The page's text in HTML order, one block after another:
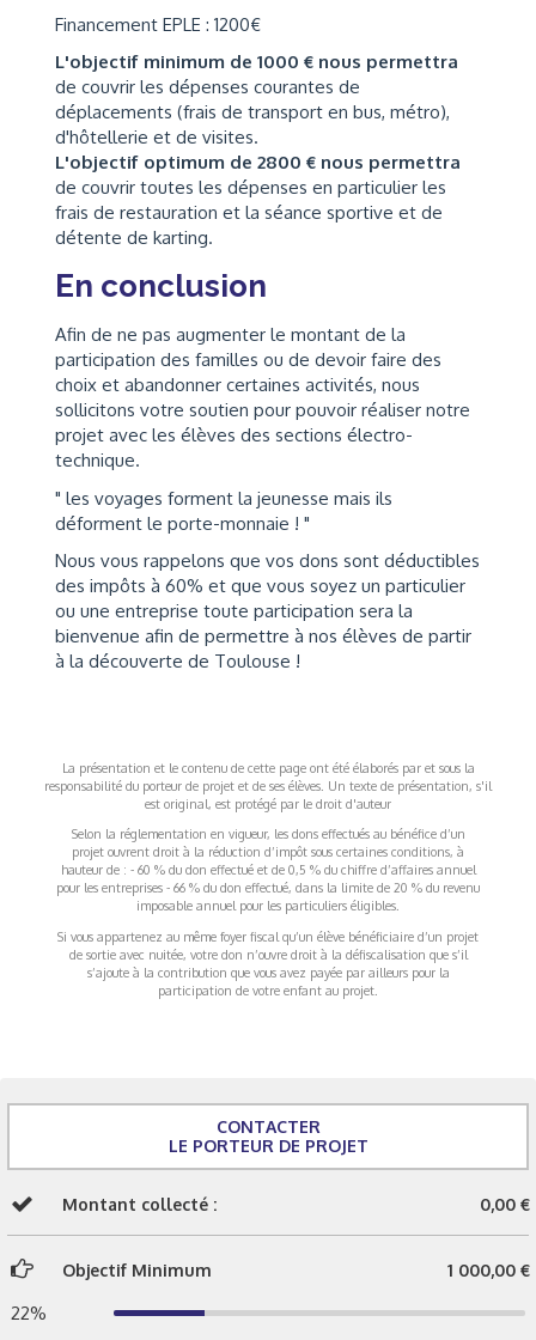
Financement EPLE : 1200€
L'objectif minimum de 1000 € nous permettra
de couvrir les dépenses courantes de
déplacements (frais de transport en bus, métro),
d'hôtellerie et de visites.
L'objectif optimum de 2800 € nous permettra
de couvrir toutes les dépenses en particulier les
frais de restauration et la séance sportive et de
détente de karting.
En conclusion
Afin de ne pas augmenter le montant de la
participation des familles ou de devoir faire des
choix et abandonner certaines activités, nous
sollicitons votre soutien pour pouvoir réaliser notre
projet avec les élèves des sections électro-
technique.
" les voyages forment la jeunesse mais ils
déforment le porte-monnaie ! "
Nous vous rappelons que vos dons sont déductibles
des impôts à 60% et que vous soyez un particulier
ou une entreprise toute participation sera la
bienvenue afin de permettre à nos élèves de partir
à la découverte de Toulouse !
La présentation et le contenu de cette page ont été élaborés par et sous la
responsabilité du porteur de projet et de ses élèves. Un texte de présentation, s'il
est original, est protégé par le droit d'auteur
Selon la réglementation en vigueur, les dons effectués au bénéfice d’un
projet ouvrent droit à la réduction d’impôt sous certaines conditions, à
hauteur de : - 60 % du don effectué et de 0,5 % du chiffre d’affaires annuel
pour les entreprises - 66 % du don effectué, dans la limite de 20 % du revenu
imposable annuel pour les particuliers éligibles.
Si vous appartenez au même foyer fiscal qu’un élève bénéficiaire d’un projet
de sortie avec nuitée, votre don n’ouvre droit à la défiscalisation que s’il
s’ajoute à la contribution que vous avez payée par ailleurs pour la
participation de votre enfant au projet.
CONTACTER
LE PORTEUR DE PROJET
Montant collecté : 0,00 €
Objectif Minimum 1 000,00 €
22%